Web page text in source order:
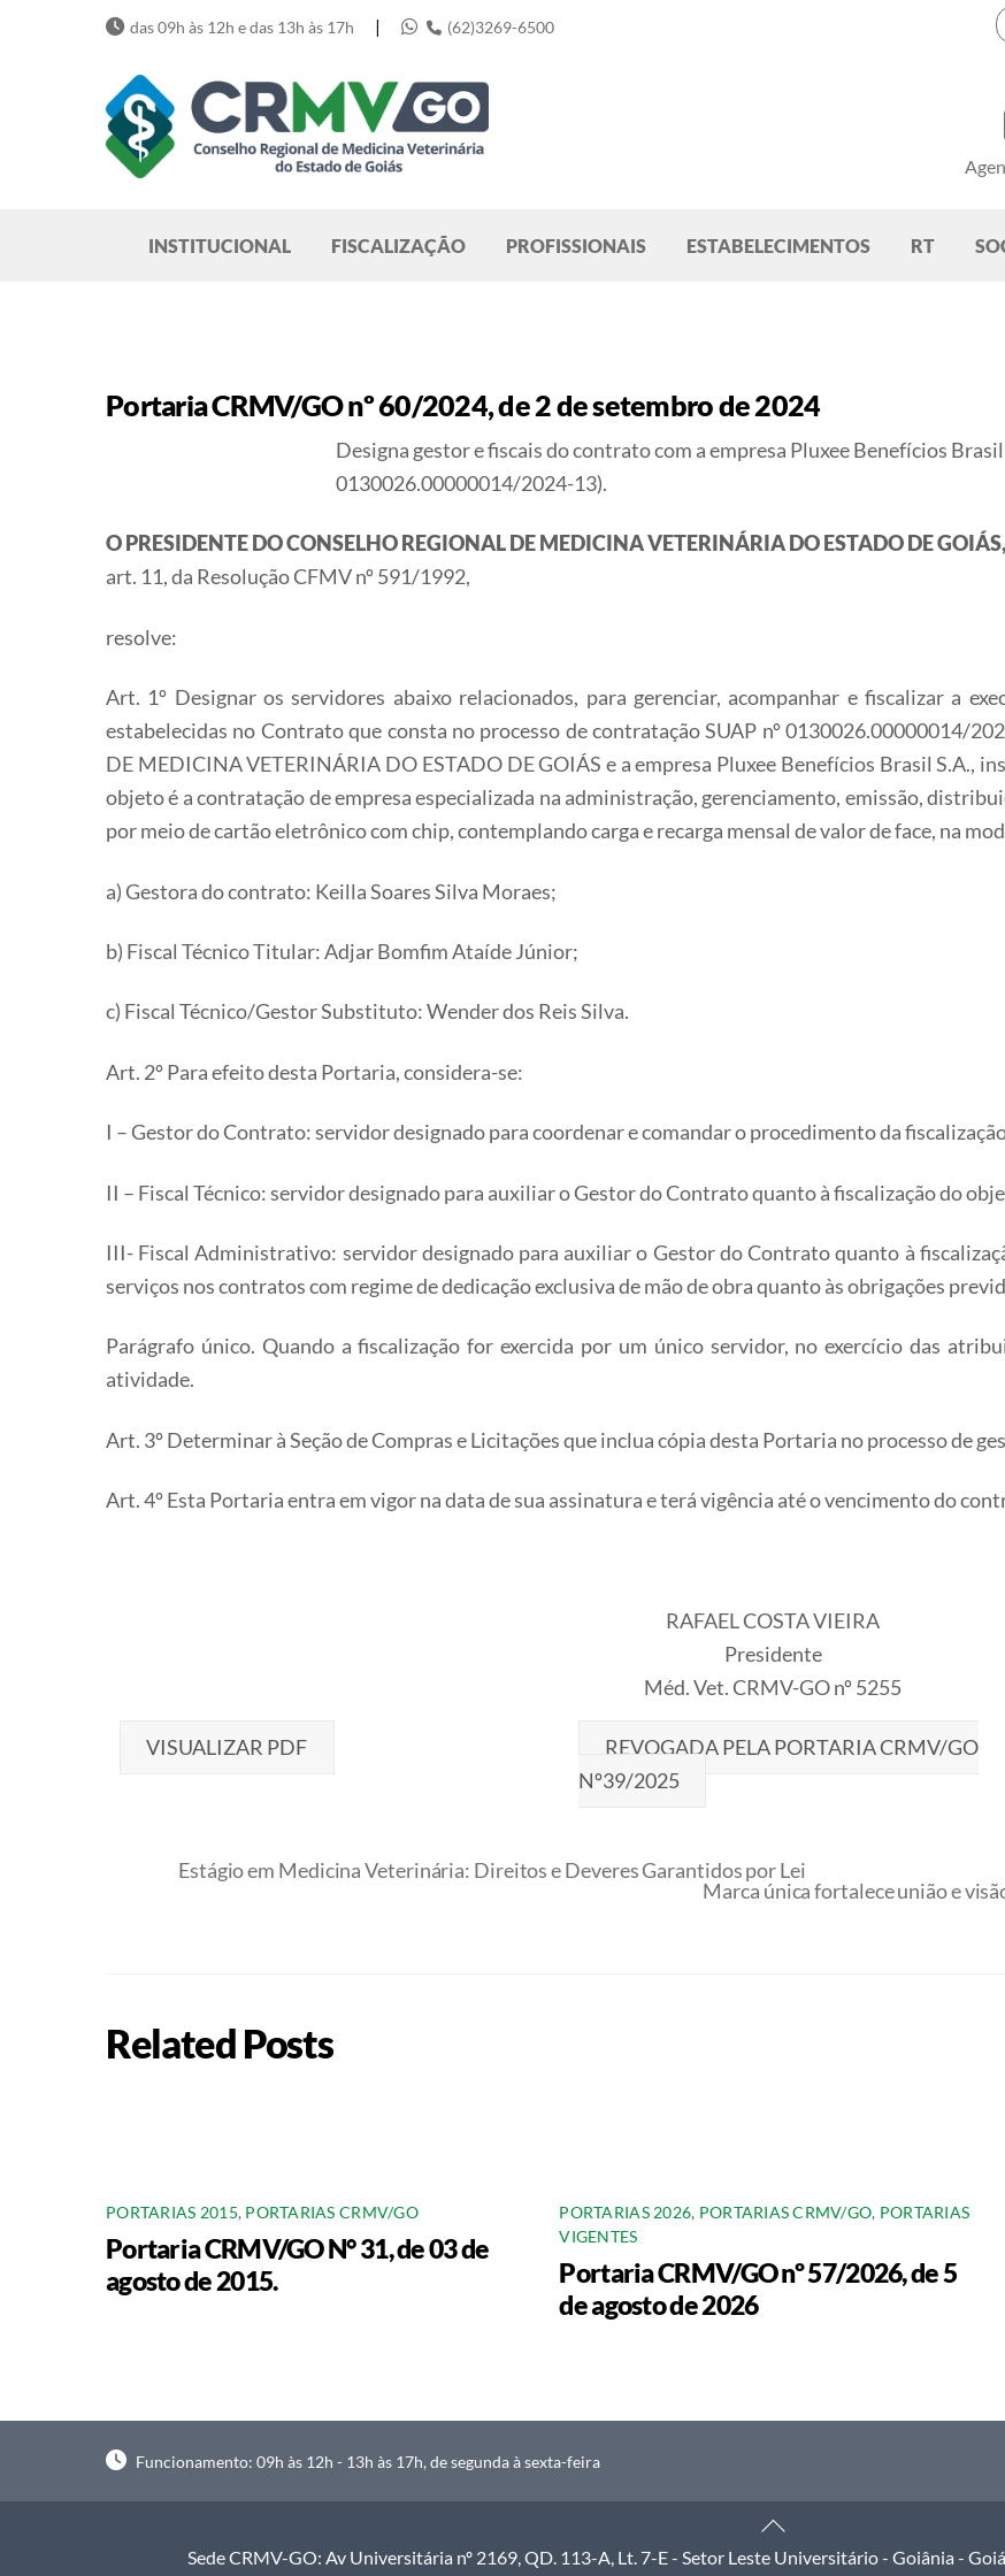
das 09h às 12h e das 13h às 17h | (62)3269-6500
INSTITUCIONAL FISCALIZAÇÃO PROFISSIONAIS ESTABELECIMENTOS RT
Portaria CRMV/GO nº 60/2024, de 2 de setembro de 2024
Designa gestor e fiscais do contrato com a empresa Pluxee Benefícios Brasil
0130026.00000014/2024-13).
O PRESIDENTE DO CONSELHO REGIONAL DE MEDICINA VETERINÁRIA DO ESTADO DE GOIÁS,
art. 11, da Resolução CFMV nº 591/1992,
resolve:
Art. 1º Designar os servidores abaixo relacionados, para gerenciar, acompanhar e fiscalizar a
estabelecidas no Contrato que consta no processo de contratação SUAP nº 0130026.00000014/
DE MEDICINA VETERINÁRIA DO ESTADO DE GOIÁS e a empresa Pluxee Benefícios Brasil S.A.,
objeto é a contratação de empresa especializada na administração, gerenciamento, emissão,
por meio de cartão eletrônico com chip, contemplando carga e recarga mensal de valor de face, na
a) Gestora do contrato: Keilla Soares Silva Moraes;
b) Fiscal Técnico Titular: Adjar Bomfim Ataíde Júnior;
c) Fiscal Técnico/Gestor Substituto: Wender dos Reis Silva.
Art. 2º Para efeito desta Portaria, considera-se:
I – Gestor do Contrato: servidor designado para coordenar e comandar o procedimento da
II – Fiscal Técnico: servidor designado para auxiliar o Gestor do Contrato quanto à fiscalização do
III- Fiscal Administrativo: servidor designado para auxiliar o Gestor do Contrato quanto à
serviços nos contratos com regime de dedicação exclusiva de mão de obra quanto às obrigações
Parágrafo único. Quando a fiscalização for exercida por um único servidor, no exercício das
atividade.
Art. 3º Determinar à Seção de Compras e Licitações que inclua cópia desta Portaria no processo de
Art. 4º Esta Portaria entra em vigor na data de sua assinatura e terá vigência até o vencimento do
RAFAEL COSTA VIEIRA
Presidente
Méd. Vet. CRMV-GO nº 5255
VISUALIZAR PDF
REVOGADA PELA PORTARIA CRMV/GO
Nº39/2025
Estágio em Medicina Veterinária: Direitos e Deveres Garantidos por Lei
Marca única fortalece união e
Related Posts
PORTARIAS 2015, PORTARIAS CRMV/GO
Portaria CRMV/GO N° 31, de 03 de
agosto de 2015.
PORTARIAS 2026, PORTARIAS CRMV/GO, PORTARIAS
VIGENTES
Portaria CRMV/GO nº 57/2026, de 5
de agosto de 2026
Funcionamento: 09h às 12h - 13h às 17h, de segunda à sexta-feira
Back
To
Sede CRMV-GO: Av Universitária nº 2169, QD. 113-A, Lt. 7-E - Setor Leste Universitário - Goiânia -